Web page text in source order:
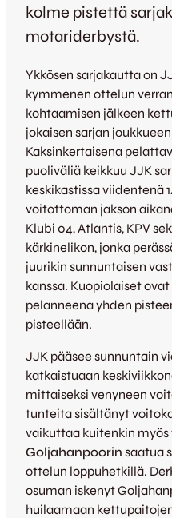
kolme pistettä
motariderbystä.
Ykkösen sarjakautta on
kymmenen ottelun
kohtaamisen jälkeen
jokaisen sarjan
Kaksinkertaisena
puoliväliä keikkuu JJK
keskikastissa viidentenä
voitottoman jakson
Klubi 04, Atlantis, KPV
kärkinelikon, jonka
juurikin sunnuntaisen
kanssa. Kuopiolaiset
pelanneena yhden
pisteellään.
JJK pääsee sunnuntain
katkaistuaan
mittaiseksi venyneen
tunteita sisältänyt
vaikuttaa kuitenkin
Goljahanpoorin saatua
ottelun loppuhetkillä.
osuman iskenyt
huilaamaan